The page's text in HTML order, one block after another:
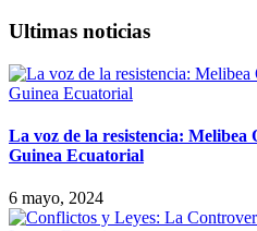
Ultimas noticias
La voz de la resistencia:
Guinea Ecuatorial
6 mayo, 2024